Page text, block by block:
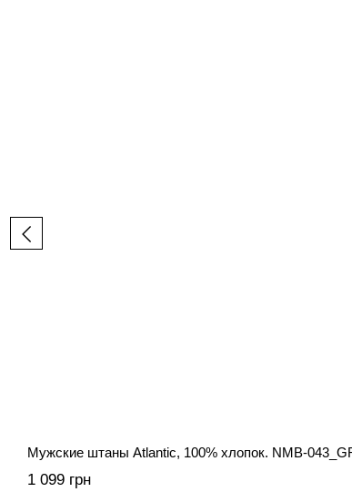
Мужские штаны Atlantic, 100% хлопок. NMB-
1 099 грн